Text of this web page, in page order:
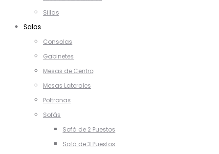
Sillas
Salas
Consolas
Gabinetes
Mesas de Centro
Mesas Laterales
Poltronas
Sofás
Sofá de 2 Puestos
Sofá de 3 Puestos